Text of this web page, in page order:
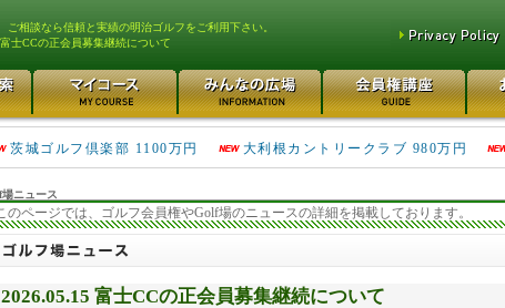
ご相談なら信頼と実績の明治ゴルフをご利用下さい。
富士CCの正会員募集継続について
大洗ゴルフ倶楽部 290万円 総武カントリークラブ 230万円
茨城ゴルフ倶楽部 1100万円
大利根カントリークラブ 980万円
ニュース
のページでは、ゴルフ会員権やGolf場のニュースの詳細を掲載しております。
2026.05.15 富士CCの正会員募集継続について